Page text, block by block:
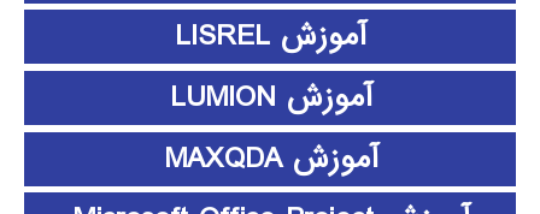
آموزش LISREL
آموزش LUMION
آموزش MAXQDA